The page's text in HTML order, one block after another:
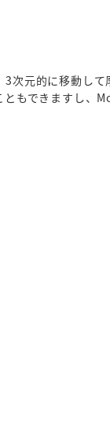
次元的に移動して
もできますし、